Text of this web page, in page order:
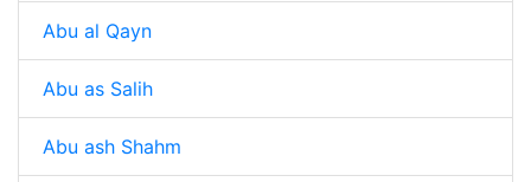
Abu al Qayn
Abu as Salih
Abu ash Shahm